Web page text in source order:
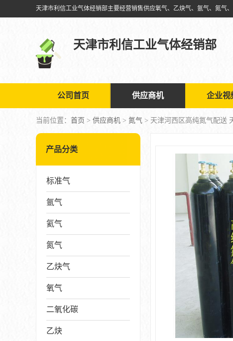
天津市利信工业气体经销部
公司首页 供应商机 企业视
当前位置： 首页 > 供应商机 > 氮气 > 天津河西区高纯氮气配送
产品分类
标准气
氩气
氦气
氮气
乙炔气
氧气
二氧化碳
乙炔